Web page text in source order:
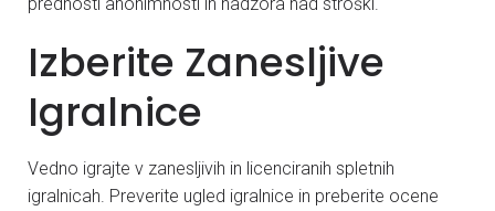
Izberite Zanesljive
Igralnice
Vedno igrajte v zanesljivih in licenciranih spletnih
igralnicah. Preverite ugled igralnice in preberite ocene